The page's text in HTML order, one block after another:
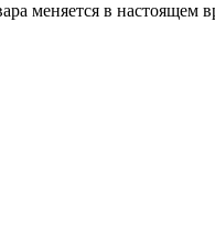
меняется в настоящем